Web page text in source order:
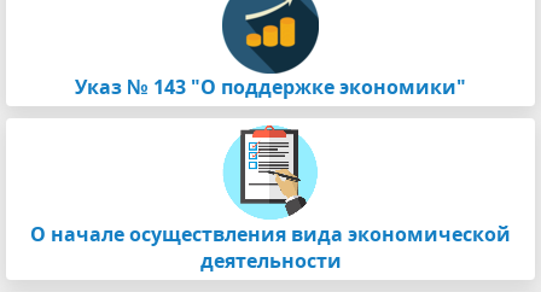
Указ № 143 "О поддержке экономики"
О начале осуществления вида экономической
деятельности